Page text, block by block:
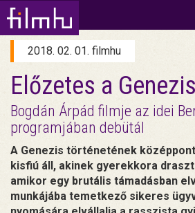
2018. 02. 01. filmhu
Előzetes a
Bogdán Árpád filmje az idei
programjában debütál
A Genezis történetének
kisfiú áll, akinek gyerekkora
amikor egy brutális támadásban
munkájába temetkező sikeres